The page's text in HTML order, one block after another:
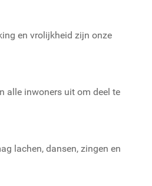
en vrolijkheid zijn onze
alle inwoners uit om deel te
lachen, dansen, zingen en